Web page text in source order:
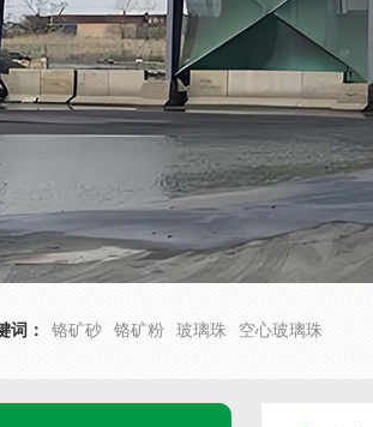
词： 铬矿砂 铬矿粉 玻璃珠 空心玻璃珠